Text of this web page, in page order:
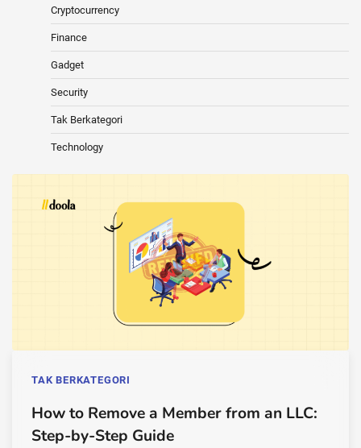
Cryptocurrency
Finance
Gadget
Security
Tak Berkategori
Technology
TAK BERKATEGORI
How to Remove a Member from an LLC:
Step-by-Step Guide